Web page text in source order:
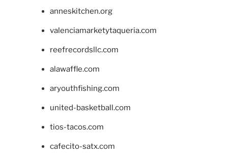
anneskitchen.org
valenciamarketytaqueria.com
reefrecordsllc.com
alawaffle.com
aryouthfishing.com
united-basketball.com
tios-tacos.com
cafecito-satx.com